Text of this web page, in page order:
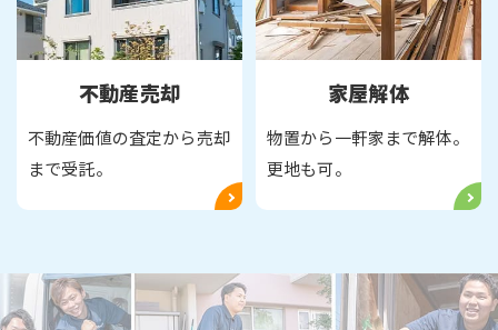
不動産売却
不動産価値の査定から売却
まで受託。
家屋解体
物置から一軒家まで解体。
更地も可。